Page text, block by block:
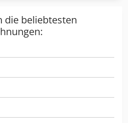
die beliebtesten